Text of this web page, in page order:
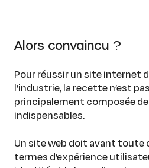
Alors convaincu ?
Pour réussir un site internet
l’industrie, la recette n’est
principalement composée
indispensables.
Un site web doit avant toute
termes d’expérience